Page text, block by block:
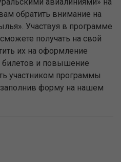
обратить внимание на
Участвуя в программе
получать на свой
их на оформление
и повышение
участником программы
форму на нашем